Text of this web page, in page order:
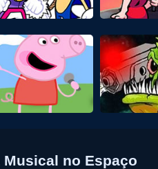
Musical no Espaço